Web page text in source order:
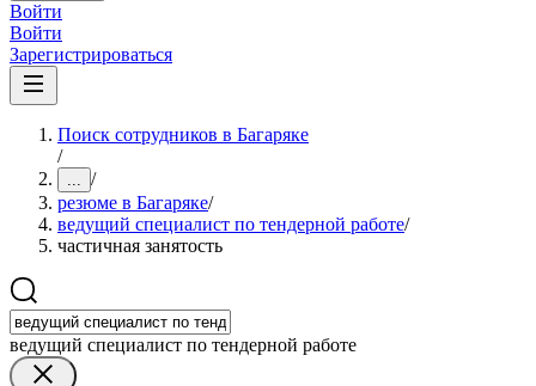
Войти
Войти
Зарегистрироваться
Поиск сотрудников в Багаряке
/
... /
резюме в Багаряке/
ведущий специалист по тендерной работе/
частичная занятость
ведущий специалист по тендерной работе